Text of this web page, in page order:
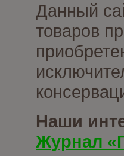
Данный
товаров
Наши
Журнал